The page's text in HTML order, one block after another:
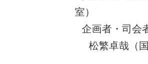
室）
企画者・司会
松繁卓哉（